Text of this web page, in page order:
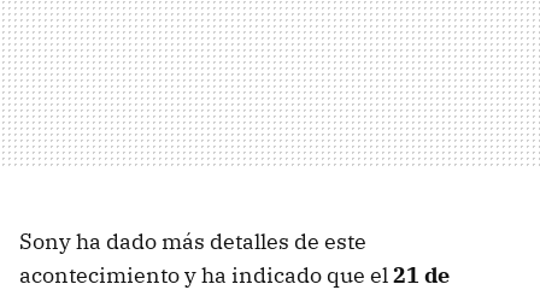
Sony ha dado más detalles de este
acontecimiento y ha indicado que el21 de